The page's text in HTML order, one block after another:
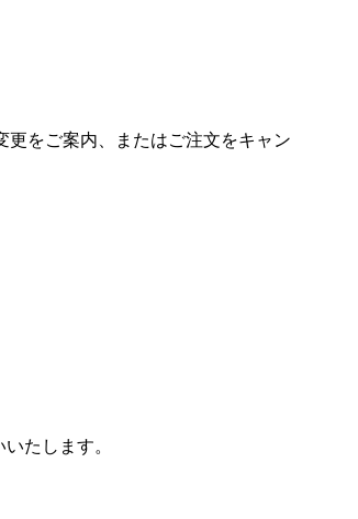
更をご案内、またはご注文をキャン
たします。